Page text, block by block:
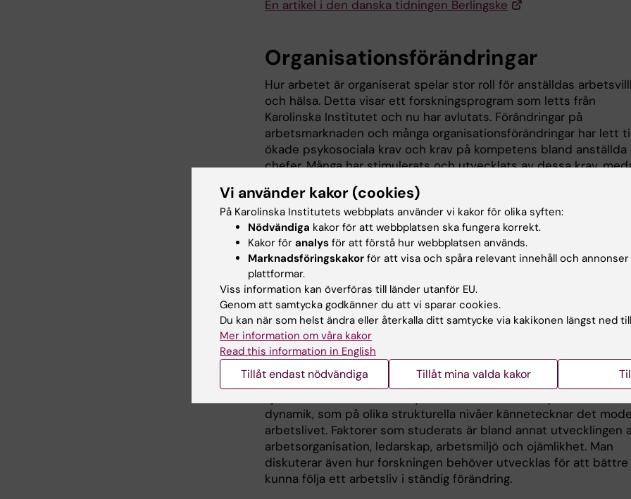
En artikel i den danska tidningen Berlingske
Organisationsförändringar
Hur arbetet är organiserat spelar stor roll för anställdas
och hälsa. Detta visar ett forskningsprogram som letts från
Karolinska Institutet och nu har avlutats. Förändringar på
arbetsmarknaden och många organisationsförändringar har lett
ökade psykosociala krav och krav på kompetens bland anställda
chefer. Många har stimulerats och utvecklats av dessa krav,
Konsekvenserna har blivit ökade skillnader mellan anställda i olika
verksamheter och branscher när det gäller fysiska och
arbetsmiljövillkor, säger Staffan Marklund, professor i
arbetshälsovetenskap.
Resultat av forskningsprogrammet "Organisationsförändring och
arbetsrelaterad hälsa", som har finansierats av Forskningsrådet för
arbetsliv och social vetenskap (FAS), presenteras bland annat i
antologin "The Dynamics of Organizations and Healthy Work".
Forskningsprogrammet visar olika aspekter av hur förändringar i
arbetsorganisation påverkar individers arbetsvillkor, hälsa och
dynamik, som på olika strukturella nivåer kännetecknar det
arbetslivet. Faktorer som studerats är bland annat utvecklingen
arbetsorganisation, ledarskap, arbetsmiljö och ojämlikhet. Man
diskuterar även hur forskningen behöver utvecklas för att bättre
kunna följa ett arbetsliv i ständig förändring.
Vi använder kakor (cookies)
På Karolinska Institutets webbplats använder vi kakor för olika syften:
Nödvändiga kakor för att webbplatsen ska fungera korrekt.
Kakor för analys för att förstå hur webbplatsen används.
Marknadsföringskakor för att visa och spåra relevant innehåll och
plattformar.
Viss information kan överföras till länder utanför EU.
Genom att samtycka godkänner du att vi sparar cookies.
Du kan när som helst ändra eller återkalla ditt samtycke via kakikonen längst ned
Mer information om våra kakor
Read this information in English
Tillåt endast nödvändiga Tillåt mina valda kakor